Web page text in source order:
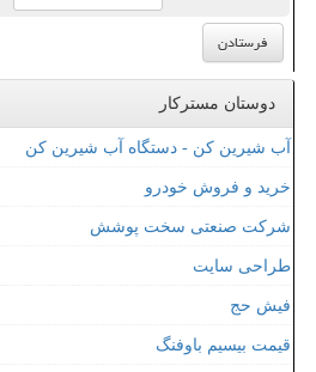
دوستان مسترکار
آب شیرین کن - دستگاه آب شیرین کن
خرید و فروش خودرو
شرکت صنعتی سخت پوشش
طراحی سایت
فیش حج
قیمت بیسیم باوفنگ